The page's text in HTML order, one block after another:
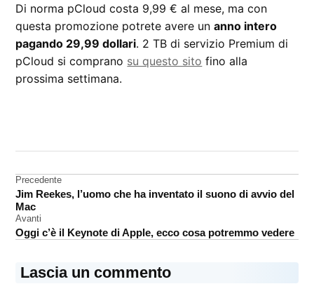
Di norma pCloud costa 9,99 € al mese, ma con
questa promozione potrete avere unanno intero
pagando 29,99 dollari. 2 TB di servizio Premium di
pCloud si comprano su questo sito fino alla
prossima settimana.
servizi
Navigazione
articoli
Precedente
Jim Reekes, l’uomo che ha inventato il suono di avvio del
Mac
Avanti
Oggi c’è il Keynote di Apple, ecco cosa potremmo vedere
Lascia un commento